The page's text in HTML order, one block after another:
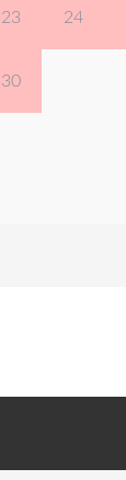
23 24
30